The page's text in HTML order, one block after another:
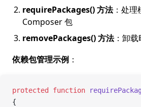
requirePackages() 方法：处理
Composer 包
removePackages() 方法：卸载
依赖包管理示例 ：
protected function
{